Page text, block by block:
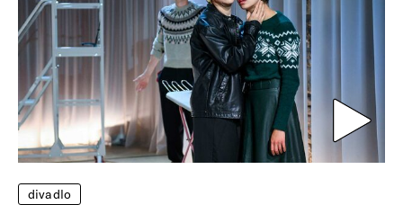
divadlo